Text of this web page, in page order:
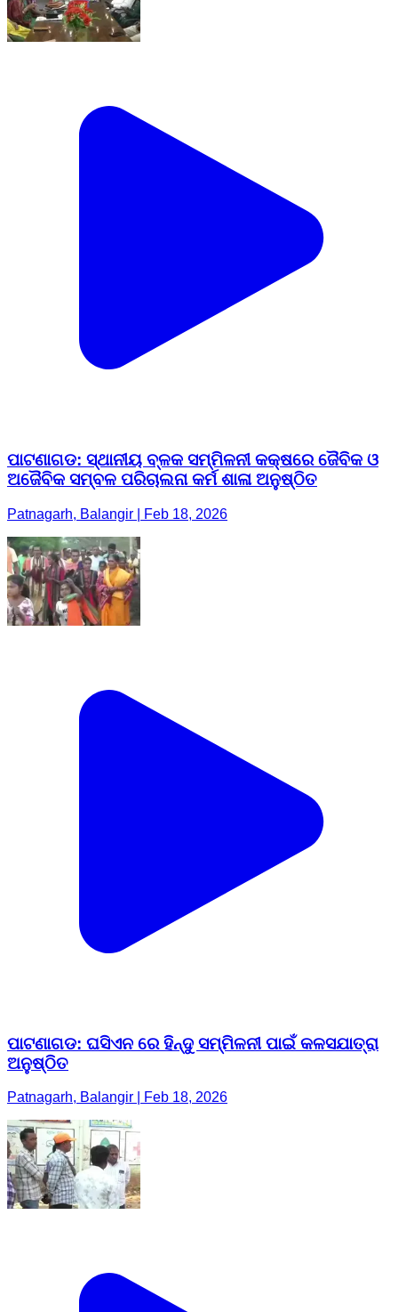
ପାଟଣାଗଡ: ସ୍ଥାନୀୟ ବ୍ଳକ ସମ୍ମିଳନୀ କକ୍ଷରେ ଜୈବିକ ଓ
ଅଜୈବିକ ସମ୍ବଳ ପରିଚାଲନା କର୍ମ ଶାଳା ଅନୁଷ୍ଠିତ
Patnagarh, Balangir | Feb 18, 2026
ପାଟଣାଗଡ: ଘସିଏନ ରେ ହିନ୍ଦୁ ସମ୍ମିଳନୀ ପାଇଁ କଳସଯାତ୍ରା
ଅନୁଷ୍ଠିତ
Patnagarh, Balangir | Feb 18, 2026